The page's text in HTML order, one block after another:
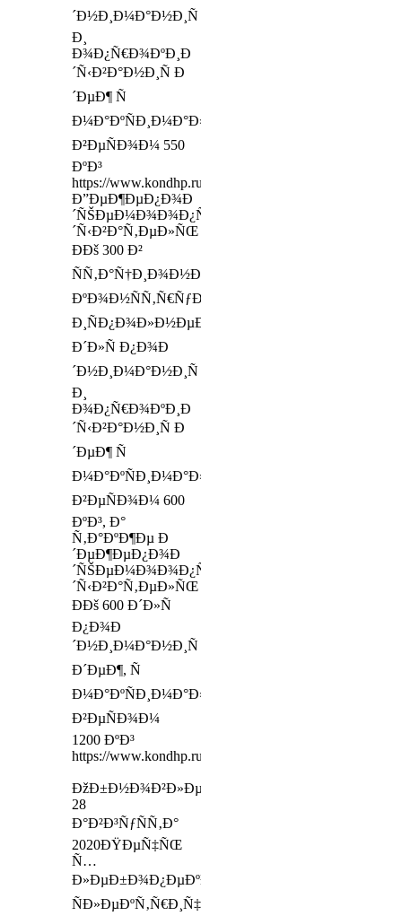
´Ð½Ð¸Ð¼Ð°Ð½Ð¸Ñ
Ð¸
Ð¾Ð¿Ñ€Ð¾ÐºÐ¸Ð
´Ñ‹Ð²Ð°Ð½Ð¸Ñ Ð
´ÐµÐ¶ Ñ
Ð¼Ð°ÐºÑÐ¸Ð¼Ð°Ð»ÑŒÐ½Ñ‹Ð¼
Ð²ÐµÑÐ¾Ð¼ 550
ÐºÐ³
https://www.kondhp.ru/preorder/13479
Ð”ÐµÐ¶ÐµÐ¿Ð¾Ð
´ÑŠÐµÐ¼Ð¾Ð¾Ð¿Ñ€Ð¾ÐºÐ¸Ð
´Ñ‹Ð²Ð°Ñ‚ÐµÐ»ÑŒ
ÐÐš 300 Ð²
ÑÑ‚Ð°Ñ†Ð¸Ð¾Ð½Ð°Ñ€Ð½Ð¾Ð¼
ÐºÐ¾Ð½ÑÑ‚Ñ€ÑƒÐºÑ‚Ð¸Ð²Ð½Ð¾Ð¼
Ð¸ÑÐ¿Ð¾Ð»Ð½ÐµÐ½Ð¸Ð¸,
Ð´Ð»Ñ Ð¿Ð¾Ð
´Ð½Ð¸Ð¼Ð°Ð½Ð¸Ñ
Ð¸
Ð¾Ð¿Ñ€Ð¾ÐºÐ¸Ð
´Ñ‹Ð²Ð°Ð½Ð¸Ñ Ð
´ÐµÐ¶ Ñ
Ð¼Ð°ÐºÑÐ¸Ð¼Ð°Ð»ÑŒÐ½Ñ‹Ð¼
Ð²ÐµÑÐ¾Ð¼ 600
ÐºÐ³, Ð°
Ñ‚Ð°ÐºÐ¶Ðµ Ð
´ÐµÐ¶ÐµÐ¿Ð¾Ð
´ÑŠÐµÐ¼Ð¾Ð¾Ð¿Ñ€Ð¾ÐºÐ¸Ð
´Ñ‹Ð²Ð°Ñ‚ÐµÐ»ÑŒ
ÐÐš 600 Ð´Ð»Ñ
Ð¿Ð¾Ð
´Ð½Ð¸Ð¼Ð°Ð½Ð¸Ñ
Ð´ÐµÐ¶, Ñ
Ð¼Ð°ÐºÑÐ¸Ð¼Ð°Ð»ÑŒÐ½Ñ‹Ð¼
Ð²ÐµÑÐ¾Ð¼
1200 ÐºÐ³
https://www.kondhp.ru/preorder/13325
ÐžÐ±Ð½Ð¾Ð²Ð»ÐµÐ½Ð¾
28
Ð°Ð²Ð³ÑƒÑÑ‚Ð°
2020ÐŸÐµÑ‡ÑŒ
Ñ…
Ð»ÐµÐ±Ð¾Ð¿ÐµÐºÐ°Ñ€Ð½Ð°Ñ
ÑÐ»ÐµÐºÑ‚Ñ€Ð¸Ñ‡ÐµÑÐºÐ°Ñ